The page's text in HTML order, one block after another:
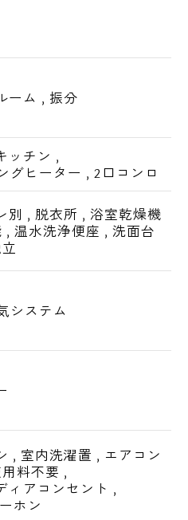
ーム , 振分
ッチン ,
グヒーター , 2口コンロ
別 , 脱衣所 , 浴室乾燥機
, 温水洗浄便座 , 洗面台
システム
, 室内洗濯置 , エアコン
料不要 ,
ィアコンセント ,
ホン